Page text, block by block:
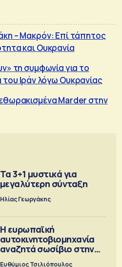
– Μακρόν: Επί τάπητος
και Ουκρανία
τη συμφωνία για το
Ιράν λόγω Ουκρανίας
Marder στην
Τα 3+1 μυστικά για
μεγαλύτερη σύνταξη
Ηλίας Γεωργάκης
Η ευρωπαϊκή
αυτοκινητοβιομηχανία
αναζητά σωσίβιο στην
Κίνα
Ευθύμιος Τσιλιόπουλος